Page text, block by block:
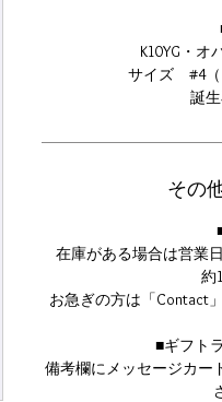
K10YG・オ
サイズ #4（
誕
その
在庫がある場合は営業
約
お急ぎの方は「Contact
■ギフト
備考欄にメッセージカー